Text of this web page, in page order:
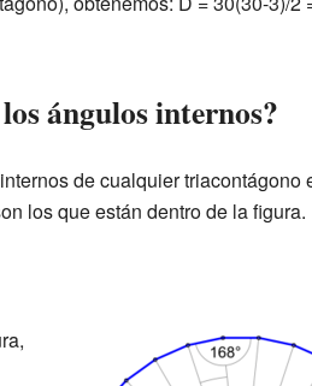
ángulos internos?
de cualquier triacontágono
los que están dentro de la figura.